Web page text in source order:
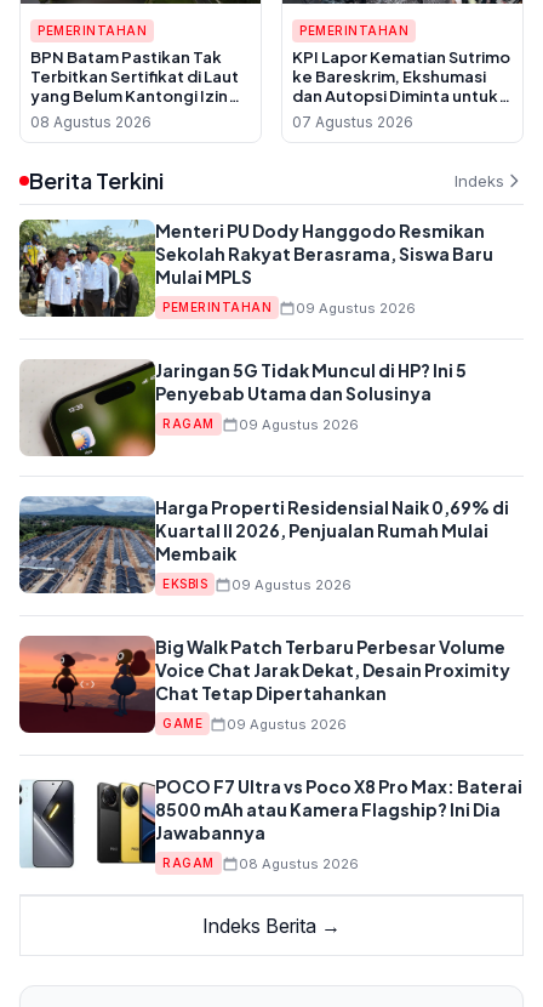
PEMERINTAHAN
BPN Batam Pastikan Tak
Terbitkan Sertifikat di Laut
yang Belum Kantongi Izin
Reklamasi
08 Agustus 2026
PEMERINTAHAN
KPI Lapor Kematian Sutrimo
ke Bareskrim, Ekshumasi
dan Autopsi Diminta untuk
Usut Dugaan Pembunuhan
07 Agustus 2026
Berita Terkini Indeks
Menteri PU Dody Hanggodo Resmikan
Sekolah Rakyat Berasrama, Siswa Baru
Mulai MPLS
PEMERINTAHAN 09 Agustus 2026
Jaringan 5G Tidak Muncul di HP? Ini 5
Penyebab Utama dan Solusinya
RAGAM 09 Agustus 2026
Harga Properti Residensial Naik 0,69% di
Kuartal II 2026, Penjualan Rumah Mulai
Membaik
EKSBIS 09 Agustus 2026
Big Walk Patch Terbaru Perbesar Volume
Voice Chat Jarak Dekat, Desain Proximity
Chat Tetap Dipertahankan
GAME 09 Agustus 2026
POCO F7 Ultra vs Poco X8 Pro Max: Baterai
8500 mAh atau Kamera Flagship? Ini Dia
Jawabannya
RAGAM 08 Agustus 2026
Indeks Berita →